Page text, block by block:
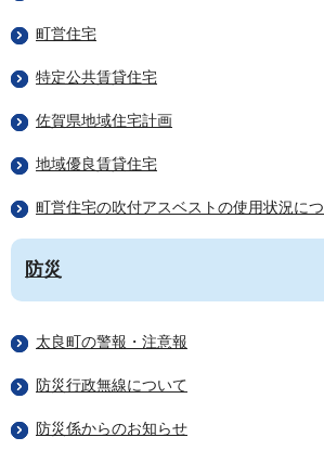
町営住宅
特定公共賃貸住宅
佐賀県地域住宅計画
地域優良賃貸住宅
町営住宅の吹付アスベストの使用状況に
防災
太良町の警報・注意報
防災行政無線について
防災係からのお知らせ